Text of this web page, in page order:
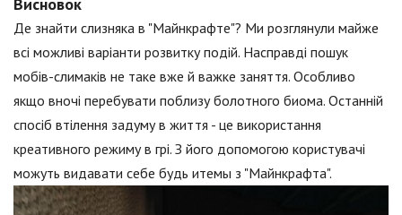
Де знайти слизняка в "Майнкрафте"? Ми розглянули майже
всі можливі варіанти розвитку подій. Насправді пошук
мобів-слимаків не таке вже й важке заняття. Особливо
якщо вночі перебувати поблизу болотного биома. Останній
спосіб втілення задуму в життя - це використання
креативного режиму в грі. З його допомогою користувачі
можуть видавати себе будь итемы з "Майнкрафта".